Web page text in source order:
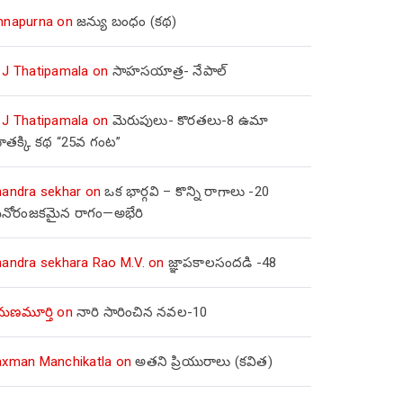
onజన్యు బంధం (కథ)
Thatipamala on సాహసయాత్ర- నేపాల్‌
Thatipamala on మెరుపులు- కొరతలు-8 ఉమా
కథ “25వ గంట”
sekhar onఒక భార్గవి – కొన్ని రాగాలు -20
రాగం—అభేరి
sekhara Rao M.V. on జ్ఞాపకాలసందడి -48
onనారి సారించిన నవల-10
Manchikatla onఅతని ప్రియురాలు (కవిత)